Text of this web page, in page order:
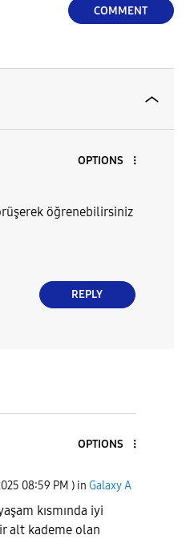
COMMENT
OPTIONS
öğrenebilirsiniz
REPLY
OPTIONS
08:59 PM ) in Galaxy A
kısmında iyi
alt kademe olan